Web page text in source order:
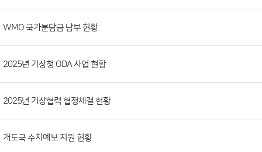
첨
부
일,
조
회
WMO 국가분담금 납부 현황
2025년 기상청 ODA 사업 현황
2025년 기상협력 협정체결 현황
개도국 수치예보 지원 현황